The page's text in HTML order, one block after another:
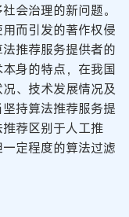
会治理的新问题。
而引发的著作权侵
推荐服务提供者的
身的特点，在我国
、技术发展情况及
持算法推荐服务提
荐区别于人工推
定程度的算法过滤